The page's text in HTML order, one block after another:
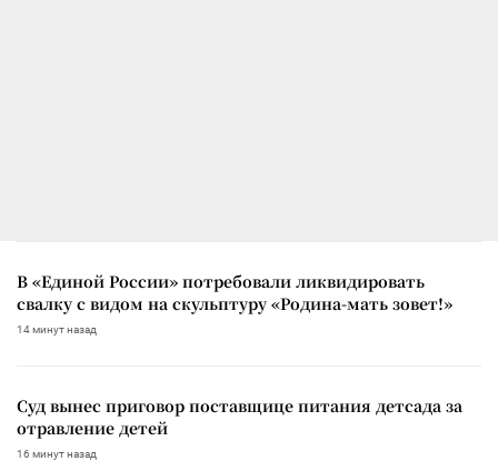
В «Единой России» потребовали ликвидировать
свалку с видом на скульптуру «Родина-мать зовет!»
14 минут назад
Суд вынес приговор поставщице питания детсада за
отравление детей
16 минут назад